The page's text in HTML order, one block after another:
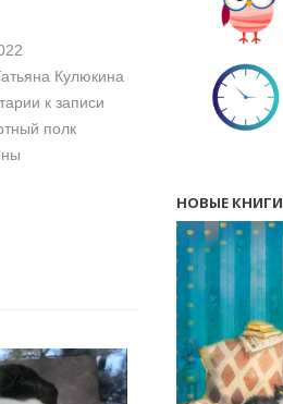
Кулюкина
к записи
полк
НОВЫЕ КНИГИ